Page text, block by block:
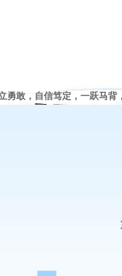
勇敢，自信笃定，一跃马